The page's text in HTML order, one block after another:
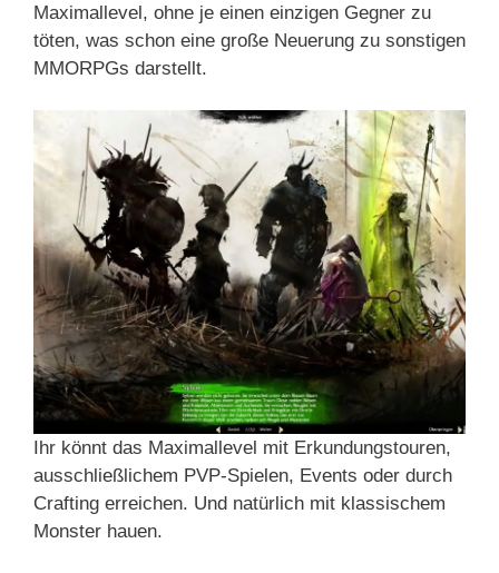
Maximallevel, ohne je einen einzigen Gegner zu
töten, was schon eine große Neuerung zu sonstigen
MMORPGs darstellt.
Ihr könnt das Maximallevel mit Erkundungstouren,
ausschließlichem PVP-Spielen, Events oder durch
Crafting erreichen. Und natürlich mit klassischem
Monster hauen.